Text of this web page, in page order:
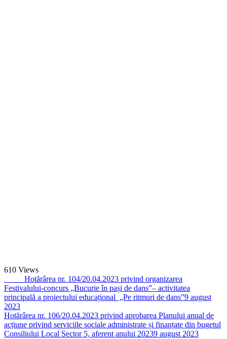
610 Views
Hotărârea nr. 104/20.04.2023 privind organizarea
Festivalului-concurs „Bucurie în pași de dans”– activitatea
principală a proiectului educațional „Pe ritmuri de dans”9 august
2023
Hotărârea nr. 106/20.04.2023 privind aprobarea Planului anual de
acțiune privind serviciile sociale administrate și finanțate din bugetul
Consiliului Local Sector 5, aferent anului 20239 august 2023